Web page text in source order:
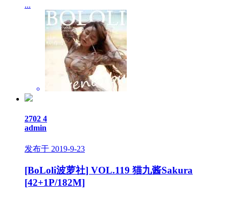
...
2702 4
admin
发布于 2019-9-23
[BoLoli波萝社] VOL.119 猫九酱Sakura
[42+1P/182M]